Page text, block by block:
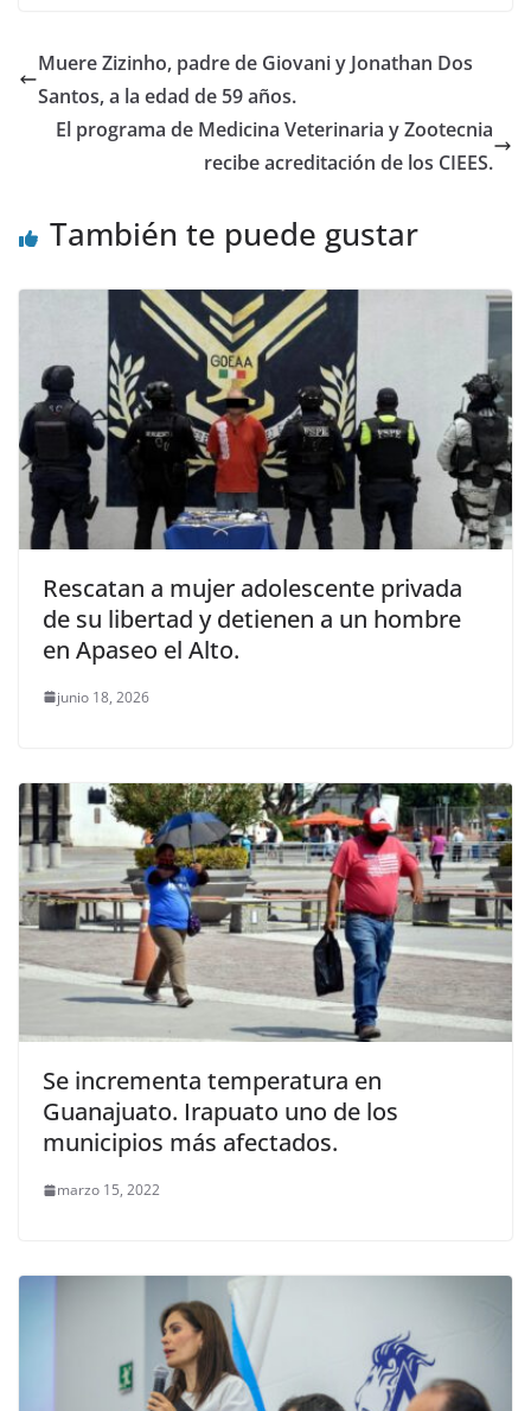
o
o
k
p
p
n
Muere Zizinho, padre de Giovani y Jonathan Dos
Santos, a la edad de 59 años.
El programa de Medicina Veterinaria y Zootecnia
recibe acreditación de los CIEES.
También te puede gustar
Rescatan a mujer adolescente privada
de su libertad y detienen a un hombre
en Apaseo el Alto.
junio 18, 2026
Se incrementa temperatura en
Guanajuato. Irapuato uno de los
municipios más afectados.
marzo 15, 2022